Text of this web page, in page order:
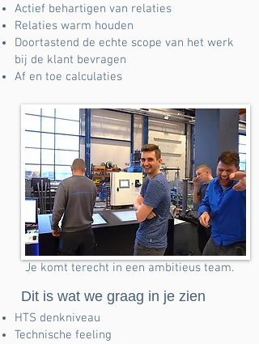
Actief behartigen van relaties
Relaties warm houden
Doortastend de echte scope van het werk
bij de klant bevragen
Af en toe calculaties
Je komt terecht in een ambitieus team.
Dit is wat we graag in je zien
HTS denkniveau
Technische feeling